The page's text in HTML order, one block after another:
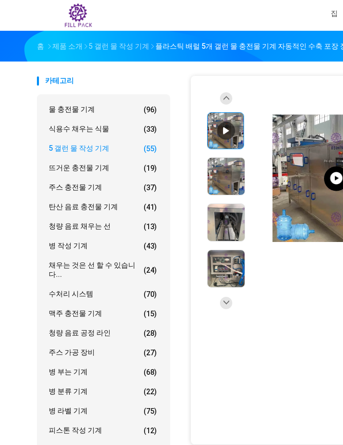
집
홈 제품 소개 5 갤런 물 작성 기계 플라스틱 배럴 5개 갤런 물 충전물 기계 자동적인 수축 포장
카테고리
물 충전물 기계 (96)
식용수 채우는 식물 (33)
5 갤런 물 작성 기계 (55)
뜨거운 충전물 기계 (19)
주스 충전물 기계 (37)
탄산 음료 충전물 기계 (41)
청량 음료 채우는 선 (13)
병 작성 기계 (43)
채우는 것은 선 할 수 있습니
다...
(24)
수처리 시스템 (70)
맥주 충전물 기계 (15)
청량 음료 공정 라인 (28)
주스 가공 장비 (27)
병 부는 기계 (68)
병 분류 기계 (22)
병 라벨 기계 (75)
피스톤 작성 기계 (12)